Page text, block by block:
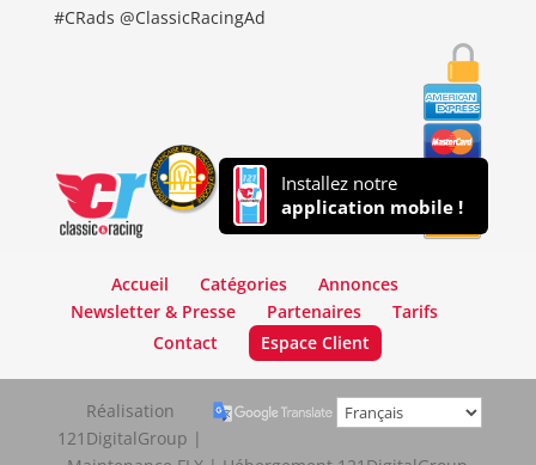
#CRads @ClassicRacingAd
Installez notre
application mobile !
Accueil Catégories
Annonces
Newsletter & Presse
Partenaires
Tarifs
Contact
Espace Client
Réalisation
121DigitalGroup |